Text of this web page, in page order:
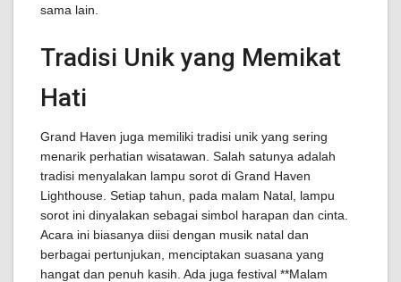
sama lain.
Tradisi Unik yang Memikat
Hati
Grand Haven juga memiliki tradisi unik yang sering
menarik perhatian wisatawan. Salah satunya adalah
tradisi menyalakan lampu sorot di Grand Haven
Lighthouse. Setiap tahun, pada malam Natal, lampu
sorot ini dinyalakan sebagai simbol harapan dan cinta.
Acara ini biasanya diisi dengan musik natal dan
berbagai pertunjukan, menciptakan suasana yang
hangat dan penuh kasih. Ada juga festival **Malam